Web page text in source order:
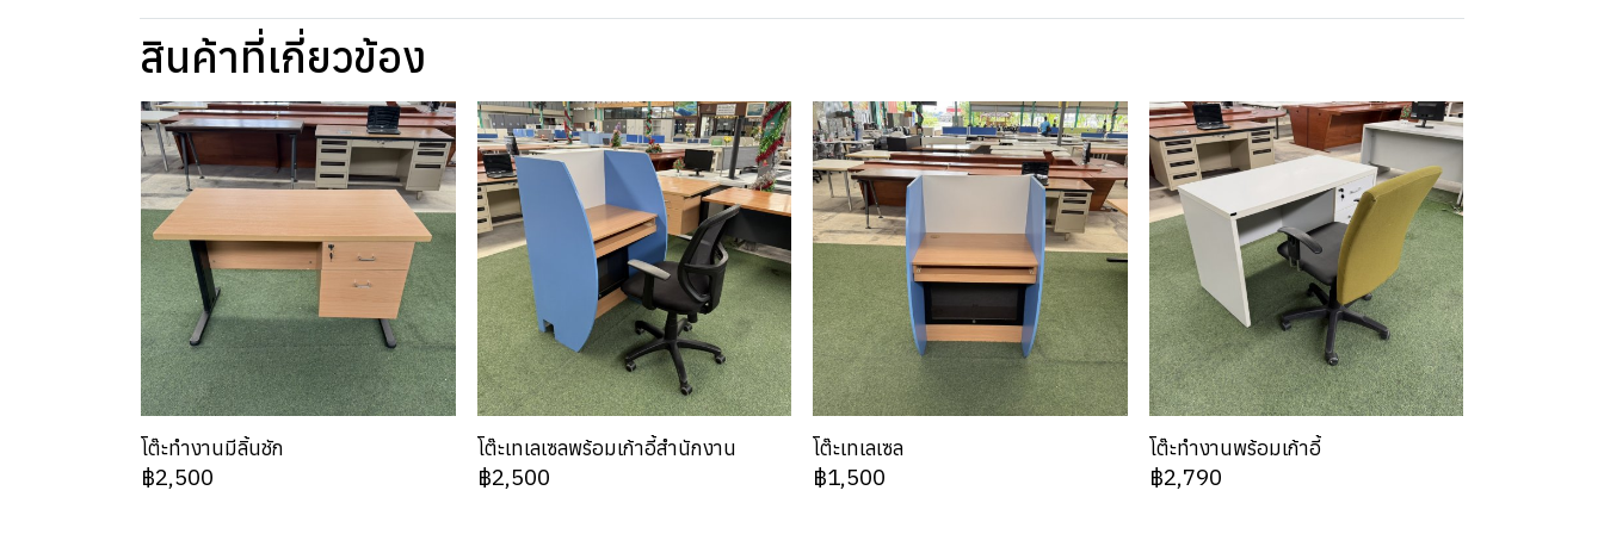
สินค้าที่เกี่ยวข้อง
โต๊ะทำงานมีลิ้นชัก
฿2,500
โต๊ะเทเลเซลพร้อมเก้าอี้สำนักงาน
฿2,500
โต๊ะเทเลเซล
฿1,500
โต๊ะทำงานพร้อมเก้าอี้
฿2,790